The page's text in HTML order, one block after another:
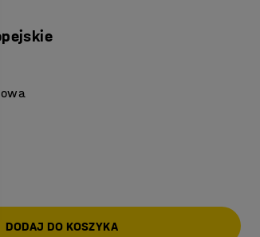
DODAJ DO KOSZYKA